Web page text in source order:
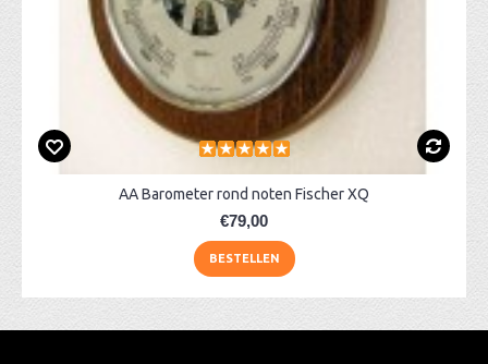
AA Barometer rond noten Fischer XQ
€79,00
BESTELLEN